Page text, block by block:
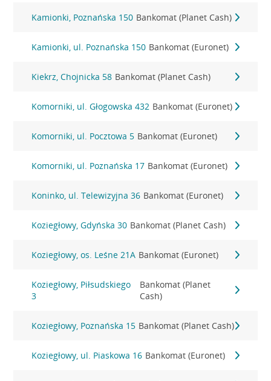
Kamionki, Poznańska 150 Bankomat (Planet Cash)
Kamionki, ul. Poznańska 150 Bankomat (Euronet)
Kiekrz, Chojnicka 58 Bankomat (Planet Cash)
Komorniki, ul. Głogowska 432 Bankomat (Euronet)
Komorniki, ul. Pocztowa 5 Bankomat (Euronet)
Komorniki, ul. Poznańska 17 Bankomat (Euronet)
Koninko, ul. Telewizyjna 36 Bankomat (Euronet)
Koziegłowy, Gdyńska 30 Bankomat (Planet Cash)
Koziegłowy, os. Leśne 21A Bankomat (Euronet)
Koziegłowy, Piłsudskiego
3
Bankomat (Planet
Cash)
Koziegłowy, Poznańska 15 Bankomat (Planet Cash)
Koziegłowy, ul. Piaskowa 16 Bankomat (Euronet)